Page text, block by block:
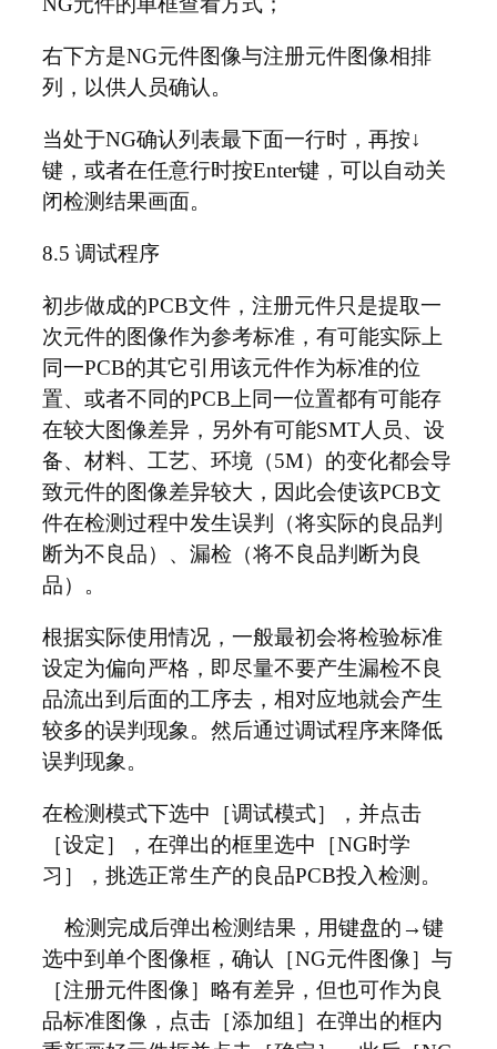
右下方是NG元件图像与注册元件图像相排
列，以供人员确认。
当处于NG确认列表最下面一行时，再按↓
键，或者在任意行时按Enter键，可以自动关
闭检测结果画面。
8.5 调试程序
初步做成的PCB文件，注册元件只是提取一
次元件的图像作为参考标准，有可能实际上
同一PCB的其它引用该元件作为标准的位
置、或者不同的PCB上同一位置都有可能存
在较大图像差异，另外有可能SMT人员、设
备、材料、工艺、环境（5M）的变化都会导
致元件的图像差异较大，因此会使该PCB文
件在检测过程中发生误判（将实际的良品判
断为不良品）、漏检（将不良品判断为良
品）。
根据实际使用情况，一般最初会将检验标准
设定为偏向严格，即尽量不要产生漏检不良
品流出到后面的工序去，相对应地就会产生
较多的误判现象。然后通过调试程序来降低
误判现象。
在检测模式下选中［调试模式］，并点击
［设定］，在弹出的框里选中［NG时学
习］，挑选正常生产的良品PCB投入检测。
检测完成后弹出检测结果，用键盘的→键
选中到单个图像框，确认［NG元件图像］与
［注册元件图像］略有差异，但也可作为良
品标准图像，点击［添加组］在弹出的框内